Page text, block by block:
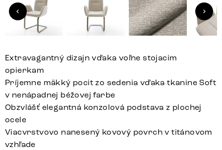
Extravagantný dizajn vďaka voľne stojacim
opierkam
Príjemne mäkký pocit zo sedenia vďaka tkanine Soft
v nenápadnej béžovej farbe
Obzvlášť elegantná konzolová podstava z plochej
ocele
Viacvrstvovo nanesený kovový povrch v titánovom
vzhľade